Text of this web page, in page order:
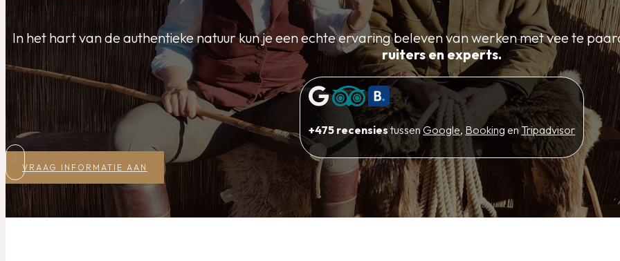
In het hart van de authentieke natuur kun je een echte ervaring beleven van werken met vee te
ruiters en experts.
+475 recensiestussenGoogle, Booking enTripadvisor
VRAAG INFORMATIE AAN